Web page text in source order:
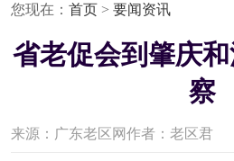
您现在： 首页> 要闻资讯
省老促会到肇庆
察
来源：广东老区网作者：老区君